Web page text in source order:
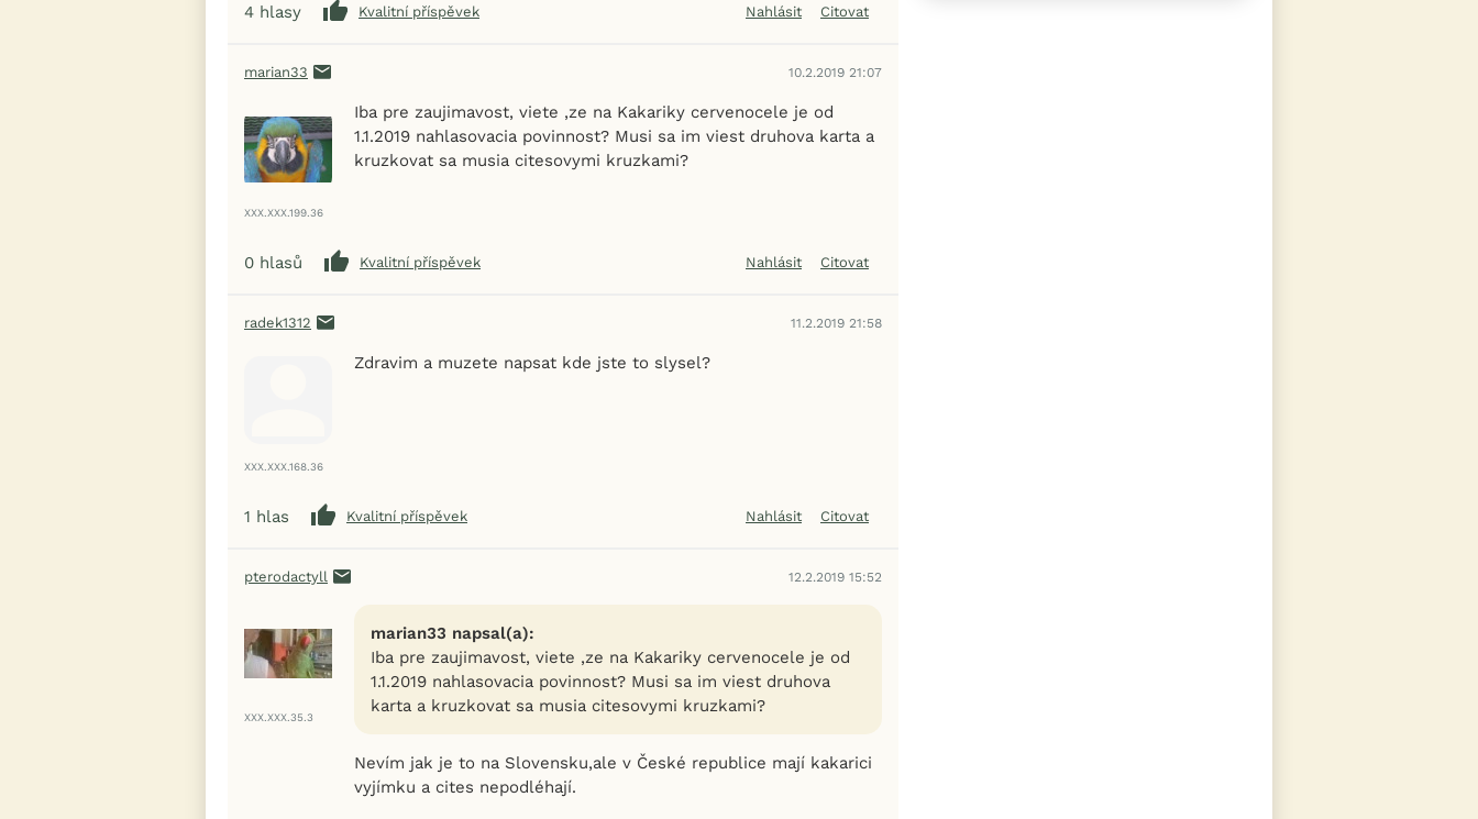
4 hlasy Kvalitní příspěvek Nahlásit Citovat
marian33 10.2.2019 21:07
XXX.XXX.199.36
Iba pre zaujimavost, viete ,ze na Kakariky cervenocele je od
1.1.2019 nahlasovacia povinnost? Musi sa im viest druhova karta a
kruzkovat sa musia citesovymi kruzkami?
0 hlasů Kvalitní příspěvek Nahlásit Citovat
radek1312 11.2.2019 21:58
XXX.XXX.168.36
Zdravim a muzete napsat kde jste to slysel?
1 hlas Kvalitní příspěvek Nahlásit Citovat
pterodactyll 12.2.2019 15:52
XXX.XXX.35.3
marian33 napsal(a):
Iba pre zaujimavost, viete ,ze na Kakariky cervenocele je od
1.1.2019 nahlasovacia povinnost? Musi sa im viest druhova
karta a kruzkovat sa musia citesovymi kruzkami?
Nevím jak je to na Slovensku,ale v České republice mají kakarici
vyjímku a cites nepodléhají.